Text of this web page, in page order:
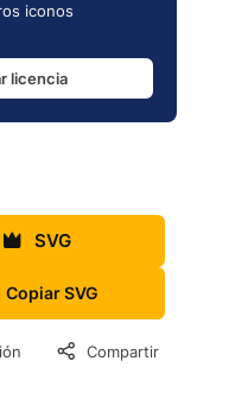
iconos
licencia
SVG
Copiar SVG
Compartir